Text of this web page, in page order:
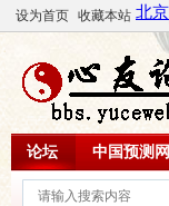
设为首页 收藏本站
论坛 中国预测网